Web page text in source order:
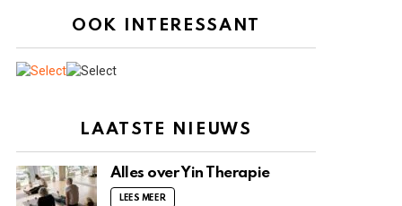
OOK INTERESSANT
LAATSTE NIEUWS
Alles over Yin Therapie
LEES MEER